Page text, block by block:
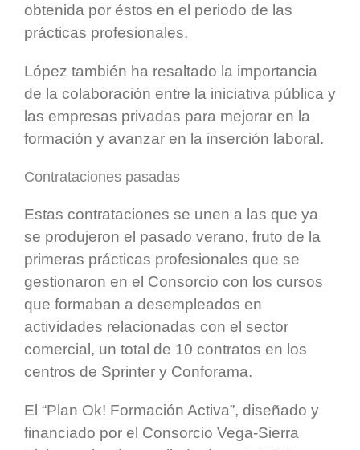
obtenida por éstos en el periodo de las
prácticas profesionales.
López también ha resaltado la importancia
de la colaboración entre la iniciativa pública y
las empresas privadas para mejorar en la
formación y avanzar en la inserción laboral.
Contrataciones pasadas
Estas contrataciones se unen a las que ya
se produjeron el pasado verano, fruto de la
primeras prácticas profesionales que se
gestionaron en el Consorcio con los cursos
que formaban a desempleados en
actividades relacionadas con el sector
comercial, un total de 10 contratos en los
centros de Sprinter y Conforama.
El “Plan Ok! Formación Activa”, diseñado y
financiado por el Consorcio Vega-Sierra